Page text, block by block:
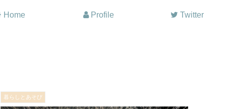
Home Profile Twitter
暮らしとあそび